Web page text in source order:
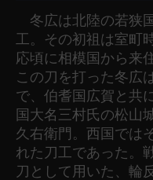
冬広は北陸の若狭
工。その初祖は室町
応頃に相模国から来
この刀を打った冬広
で、伯耆国広賀と共
国大名三村氏の松山
久右衛門。西国では
れた刀工であった。
刀として用いた、輪